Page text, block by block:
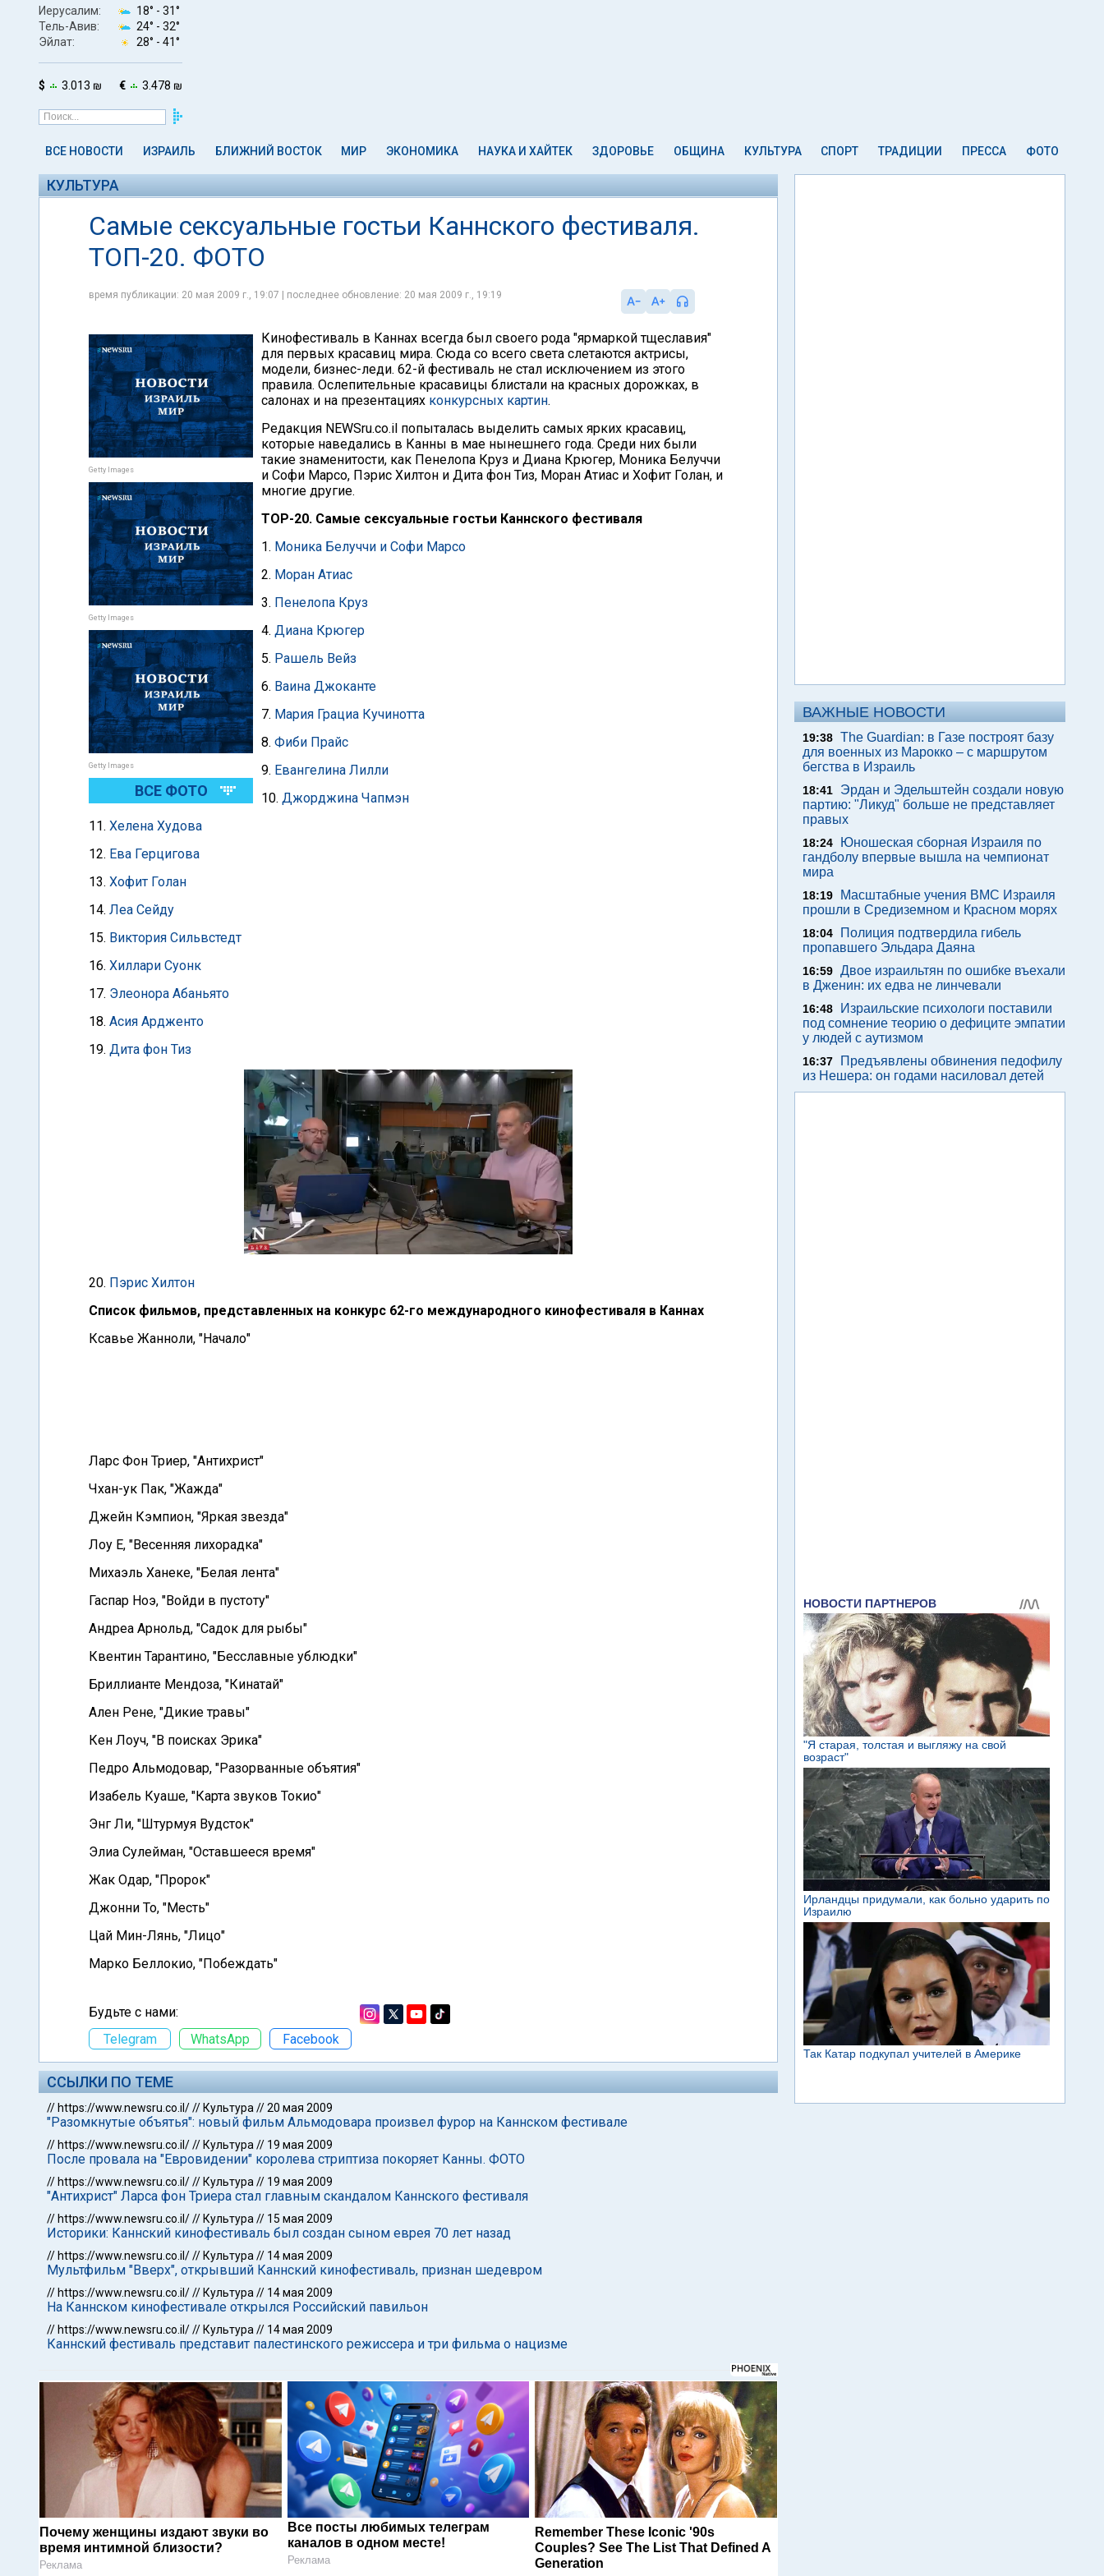
Иерусалим: 18° - 31°
Тель-Авив:
24° - 32°
Эйлат:
28° - 41°
$ 3.013 ₪ € 3.478 ₪
ВСЕ НОВОСТИ ИЗРАИЛЬ БЛИЖНИЙ ВОСТОК МИР ЭКОНОМИКА НАУКА И ХАЙТЕК ЗДОРОВЬЕ ОБЩИНА КУЛЬТУРА СПОРТ ТРАДИЦИИ ПРЕССА ФОТО
КУЛЬТУРА
Самые сексуальные гостьи Каннского фестиваля.
ТОП-20. ФОТО
время публикации: 20 мая 2009 г., 19:07 | последнее обновление: 20 мая 2009 г., 19:19
Getty Images
Getty Images
Getty Images
ВСЕ ФОТО
Кинофестиваль в Каннах всегда был своего рода "ярмаркой тщеславия"
для первых красавиц мира. Сюда со всего света слетаются актрисы,
модели, бизнес-леди. 62-й фестиваль не стал исключением из этого
правила. Ослепительные красавицы блистали на красных дорожках, в
салонах и на презентациях конкурсных картин.
Редакция NEWSru.co.il попыталась выделить самых ярких красавиц,
которые наведались в Канны в мае нынешнего года. Среди них были
такие знаменитости, как Пенелопа Круз и Диана Крюгер, Моника Белуччи
и Софи Марсо, Пэрис Хилтон и Дита фон Тиз, Моран Атиас и Хофит Голан, и
многие другие.
TOP-20. Самые сексуальные гостьи Каннского фестиваля
1. Моника Белуччи и Софи Марсо
2. Моран Атиас
3. Пенелопа Круз
4. Диана Крюгер
5. Рашель Вейз
6. Ваина Джоканте
7. Мария Грациа Кучинотта
8. Фиби Прайс
9. Евангелина Лилли
10. Джорджина Чапмэн
11. Хелена Худова
12. Ева Герцигова
13. Хофит Голан
14. Леа Сейду
15. Виктория Сильвстедт
16. Хиллари Суонк
17. Элеонора Абаньято
18. Асия Ардженто
19. Дита фон Тиз
20. Пэрис Хилтон
Список фильмов, представленных на конкурс 62-го международного кинофестиваля в Каннах
Ксавье Жанноли, "Начало"
Ларс Фон Триер, "Антихрист"
Чхан-ук Пак, "Жажда"
Джейн Кэмпион, "Яркая звезда"
Лоу Е, "Весенняя лихорадка"
Михаэль Ханеке, "Белая лента"
Гаспар Ноэ, "Войди в пустоту"
Андреа Арнольд, "Садок для рыбы"
Квентин Тарантино, "Бесславные ублюдки"
Бриллианте Мендоза, "Кинатай"
Ален Рене, "Дикие травы"
Кен Лоуч, "В поисках Эрика"
Педро Альмодовар, "Разорванные объятия"
Изабель Куаше, "Карта звуков Токио"
Энг Ли, "Штурмуя Вудсток"
Элиа Сулейман, "Оставшееся время"
Жак Одар, "Пророк"
Джонни То, "Месть"
Цай Мин-Лянь, "Лицо"
Марко Беллокио, "Побеждать"
Будьте с нами:
Telegram
WhatsApp Facebook
ССЫЛКИ ПО ТЕМЕ
// https://www.newsru.co.il/// Культура //20 мая 2009
"Разомкнутые объятья": новый фильм Альмодовара произвел фурор на Каннском фестивале
// https://www.newsru.co.il/// Культура // 19 мая 2009
После провала на "Евровидении" королева стриптиза покоряет Канны. ФОТО
// https://www.newsru.co.il/// Культура // 19 мая 2009
"Антихрист" Ларса фон Триера стал главным скандалом Каннского фестиваля
// https://www.newsru.co.il/// Культура // 15 мая 2009
Историки: Каннский кинофестиваль был создан сыном еврея 70 лет назад
// https://www.newsru.co.il/// Культура // 14 мая 2009
Мультфильм "Вверх", открывший Каннский кинофестиваль, признан шедевром
// https://www.newsru.co.il/// Культура // 14 мая 2009
На Каннском кинофестивале открылся Российский павильон
// https://www.newsru.co.il/// Культура // 14 мая 2009
Каннский фестиваль представит палестинского режиссера и три фильма о нацизме
Почему женщины издают звуки во
время интимной близости?
Реклама
Все посты любимых телеграм
каналов в одном месте!
Реклама
Remember These Iconic '90s
Couples? See The List That Defined A
Generation
ВАЖНЫЕ НОВОСТИ
19:38 The Guardian: в Газе построят базу
для военных из Марокко – с маршрутом
бегства в Израиль
18:41
Эрдан и Эдельштейн создали новую
партию: "Ликуд" больше не представляет
правых
18:24
Юношеская сборная Израиля по
гандболу впервые вышла на чемпионат
мира
18:19
Масштабные учения ВМС Израиля
прошли в Средиземном и Красном морях
18:04
Полиция подтвердила гибель
пропавшего Эльдара Даяна
16:59 Двое израильтян по ошибке въехали
в Дженин: их едва не линчевали
16:48
Израильские психологи поставили
под сомнение теорию о дефиците эмпатии
у людей с аутизмом
16:37
Предъявлены обвинения педофилу
из Нешера: он годами насиловал детей